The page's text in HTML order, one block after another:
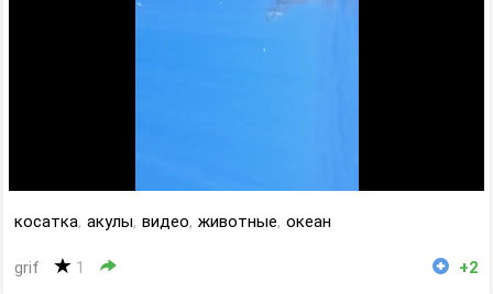
косатка, акулы, видео, животные, океан
grif 1 +2